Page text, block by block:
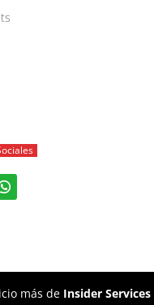
más de Insider Services